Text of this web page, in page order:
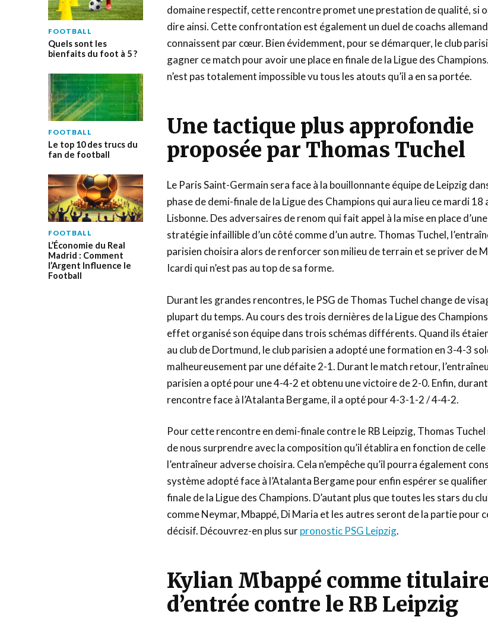
FOOTBALL
Quels sont les
bienfaits du foot à 5 ?
FOOTBALL
Le top 10 des trucs du
fan de football
FOOTBALL
L’Économie du Real
Madrid : Comment
l’Argent Influence le
Football
domaine respectif, cette rencontre promet une prestation de qualité, si
dire ainsi. Cette confrontation est également un duel de coachs
connaissent par cœur. Bien évidemment, pour se démarquer, le club
gagner ce match pour avoir une place en finale de la Ligue des
n’est pas totalement impossible vu tous les atouts qu’il a en sa portée.
Une tactique plus approfondie
proposée par Thomas Tuchel
Le Paris Saint-Germain sera face à la bouillonnante équipe de Leipzig
phase de demi-finale de la Ligue des Champions qui aura lieu ce mardi 18
Lisbonne. Des adversaires de renom qui fait appel à la mise en place d’une
stratégie infaillible d’un côté comme d’un autre. Thomas Tuchel,
parisien choisira alors de renforcer son milieu de terrain et se priver de
Icardi qui n’est pas au top de sa forme.
Durant les grandes rencontres, le PSG de Thomas Tuchel change de
plupart du temps. Au cours des trois dernières de la Ligue des
effet organisé son équipe dans trois schémas différents. Quand ils
au club de Dortmund, le club parisien a adopté une formation en 3-4-3
malheureusement par une défaite 2-1. Durant le match retour,
parisien a opté pour une 4-4-2 et obtenu une victoire de 2-0. Enfin,
rencontre face à l’Atalanta Bergame, il a opté pour 4-3-1-2 / 4-4-2.
Pour cette rencontre en demi-finale contre le RB Leipzig, Thomas
de nous surprendre avec la composition qu’il établira en fonction de celle
l’entraîneur adverse choisira. Cela n’empêche qu’il pourra également
système adopté face à l’Atalanta Bergame pour enfin espérer se qualifier
finale de la Ligue des Champions. D’autant plus que toutes les stars du
comme Neymar, Mbappé, Di Maria et les autres seront de la partie pour
décisif. Découvrez-en plus surpronostic PSG Leipzig.
Kylian Mbappé comme
d’entrée contre le RB Leipzig